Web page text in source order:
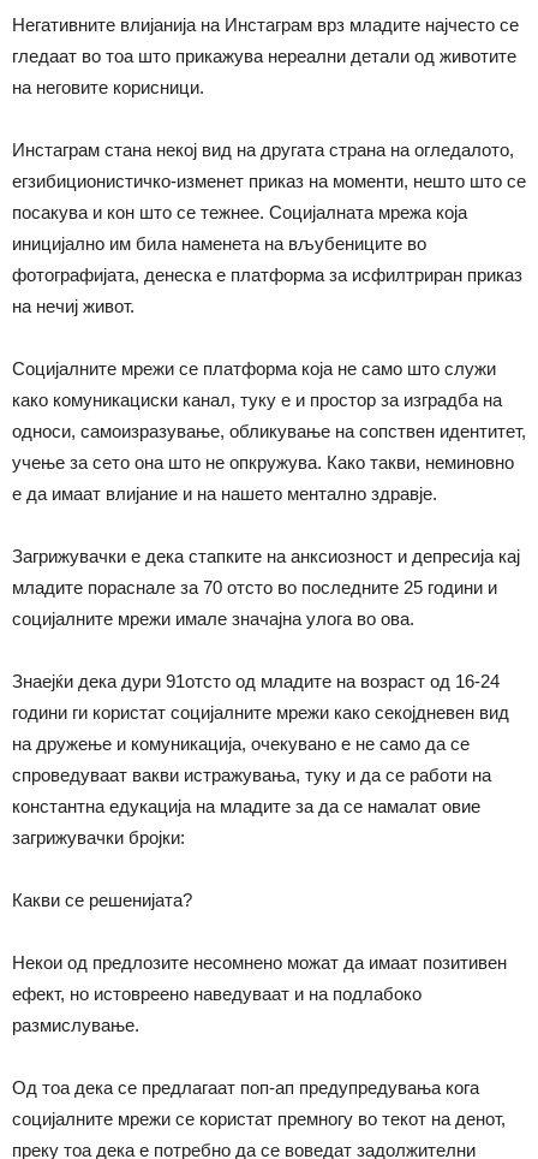
Негативните влијанија на Инстаграм врз младите најчесто се
гледаат во тоа што прикажува нереални детали од животите
на неговите корисници.
Инстаграм стана некој вид на другата страна на огледалото,
егзибиционистичко-изменет приказ на моменти, нешто што се
посакува и кон што се тежнее. Социјалната мрежа која
иницијално им била наменета на вљубениците во
фотографијата, денеска е платформа за исфилтриран приказ
на нечиј живот.
Социјалните мрежи се платформа која не само што служи
како комуникациски канал, туку е и простор за изградба на
односи, самоизразување, обликување на сопствен идентитет,
учење за сето она што не опкружува. Како такви, неминовно
е да имаат влијание и на нашето ментално здравје.
Загрижувачки е дека стапките на анксиозност и депресија кај
младите пораснале за 70 отсто во последните 25 години и
социјалните мрежи имале значајна улога во ова.
Знаејќи дека дури 91отсто од младите на возраст од 16-24
години ги користат социјалните мрежи како секојдневен вид
на дружење и комуникација, очекувано е не само да се
спроведуваат вакви истражувања, туку и да се работи на
константна едукација на младите за да се намалат овие
загрижувачки бројки:
Какви се решенијата?
Некои од предлозите несомнено можат да имаат позитивен
ефект, но истовреено наведуваат и на подлабоко
размислување.
Од тоа дека се предлагаат поп-ап предупредувања кога
социјалните мрежи се користат премногу во текот на денот,
преку тоа дека е потребно да се воведат задолжителни